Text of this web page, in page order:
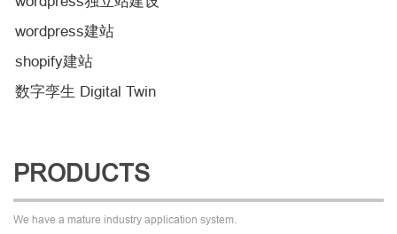
wordpress建站
shopify建站
数字孪生 Digital Twin
PRODUCTS
We have a mature industry application system.